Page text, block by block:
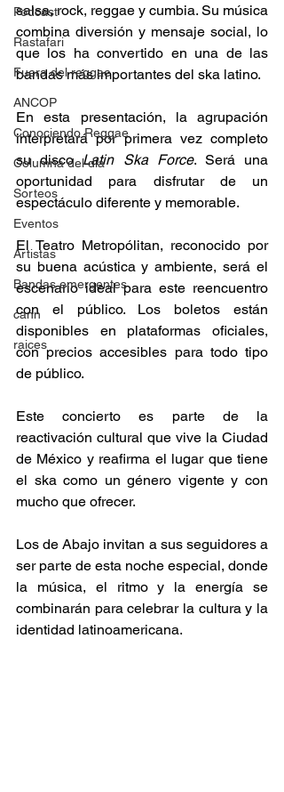
Podcast
Rastafari
Fuera del reggae
ANCOP
Conociendo Reggae
Columna del día
Sorteos
Eventos
Artistas
Bandas emergentes
cann
raices
salsa, rock, reggae y cumbia. Su música
combina diversión y mensaje social, lo
que los ha convertido en una de las
bandas más importantes del ska latino.
En esta presentación, la agrupación
interpretará por primera vez completo
su disco Latin Ska Force. Será una
oportunidad para disfrutar de un
espectáculo diferente y memorable.
El Teatro Metropólitan, reconocido por
su buena acústica y ambiente, será el
escenario ideal para este reencuentro
con el público. Los boletos están
disponibles en plataformas oficiales,
con precios accesibles para todo tipo
de público.
Este concierto es parte de la
reactivación cultural que vive la Ciudad
de México y reafirma el lugar que tiene
el ska como un género vigente y con
mucho que ofrecer.
Los de Abajo invitan a sus seguidores a
ser parte de esta noche especial, donde
la música, el ritmo y la energía se
combinarán para celebrar la cultura y la
identidad latinoamericana.